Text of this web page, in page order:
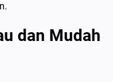
dan Mudah